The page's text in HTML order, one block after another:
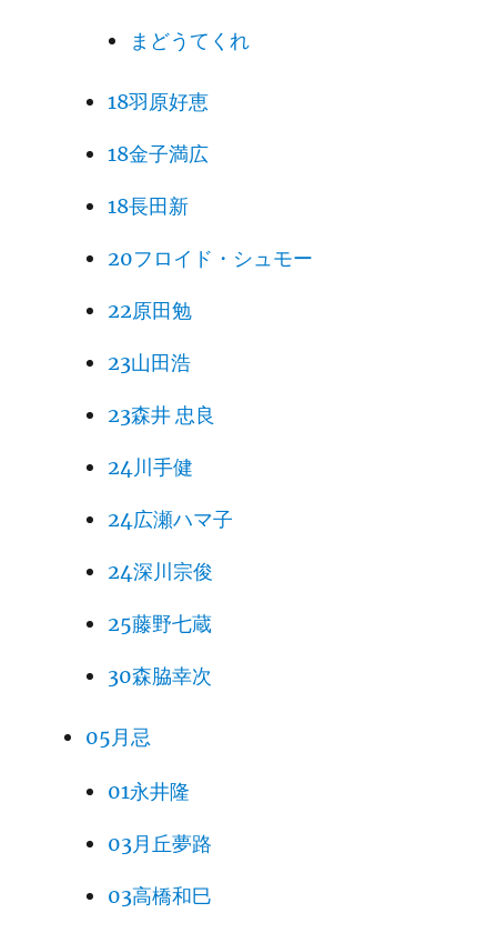
まどうてくれ
18羽原好恵
18金子満広
18長田新
20フロイド・シュモー
22原田勉
23山田浩
23森井 忠良
24川手健
24広瀬ハマ子
24深川宗俊
25藤野七蔵
30森脇幸次
05月忌
01永井隆
03月丘夢路
03高橋和巳